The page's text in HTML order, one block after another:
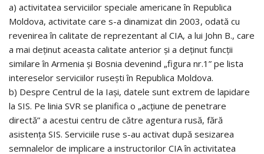
a) activitatea serviciilor speciale americane în Republica
Moldova, activitate care s-a dinamizat din 2003, odată cu
revenirea în calitate de reprezentant al CIA, a lui John B., care
a mai deținut aceasta calitate anterior și a deținut funcții
similare în Armenia și Bosnia devenind „figura nr.1” pe lista
intereselor serviciilor rusești în Republica Moldova.
b) Despre Centrul de la Iași, datele sunt extrem de lapidare
la SIS. Pe linia SVR se planifica o „acțiune de penetrare
directă” a acestui centru de către agentura rusă, fără
asistența SIS. Serviciile ruse s-au activat după sesizarea
semnalelor de implicare a instructorilor CIA în activitatea